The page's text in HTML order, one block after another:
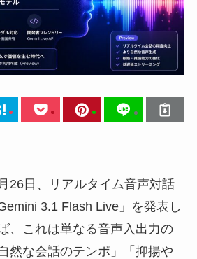
26日、リアルタイム音声対話
3.1 Flash Live」を発表し
、これは単なる音声入出力の
然な会話のテンポ」「抑揚や